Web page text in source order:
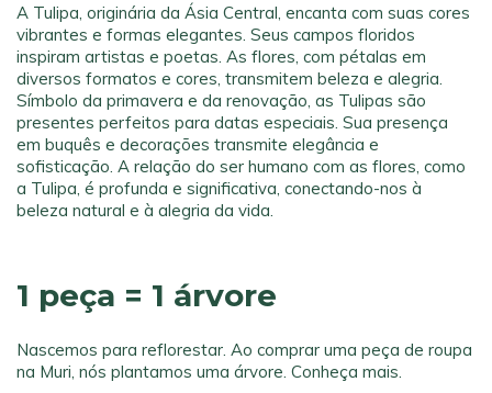
A Tulipa, originária da Ásia Central, encanta com suas cores
vibrantes e formas elegantes. Seus campos floridos
inspiram artistas e poetas. As flores, com pétalas em
diversos formatos e cores, transmitem beleza e alegria.
Símbolo da primavera e da renovação, as Tulipas são
presentes perfeitos para datas especiais. Sua presença
em buquês e decorações transmite elegância e
sofisticação. A relação do ser humano com as flores, como
a Tulipa, é profunda e significativa, conectando-nos à
beleza natural e à alegria da vida.
1 peça = 1 árvore
Nascemos para reflorestar. Ao comprar uma peça de roupa
na Muri, nós plantamos uma árvore. Conheça mais.